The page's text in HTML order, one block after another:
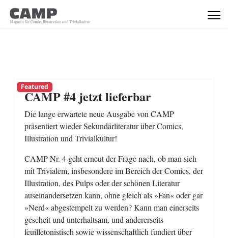
Featured
CAMP #4 jetzt lieferbar
Die lange erwartete neue Ausgabe von CAMP
präsentiert wieder Sekundärliteratur über Comics,
Illustration und Trivialkultur!
CAMP Nr. 4 geht erneut der Frage nach, ob man sich
mit Trivialem, insbesondere im Bereich der Comics, der
Illustration, des Pulps oder der schönen Literatur
auseinandersetzen kann, ohne gleich als »Fan« oder gar
»Nerd« abgestempelt zu werden? Kann man einerseits
gescheit und unterhaltsam, und andererseits
feuilletonistisch sowie wissenschaftlich fundiert über